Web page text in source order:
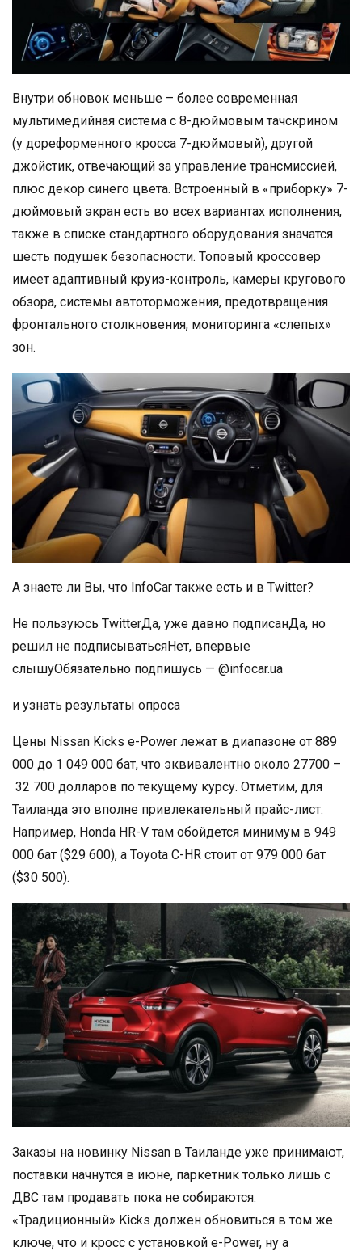
Внутри обновок меньше – более современная
мультимедийная система с 8-дюймовым тачскрином
(у дореформенного кросса 7-дюймовый), другой
джойстик, отвечающий за управление трансмиссией,
плюс декор синего цвета. Встроенный в «приборку» 7-
дюймовый экран есть во всех вариантах исполнения,
также в списке стандартного оборудования значатся
шесть подушек безопасности. Топовый кроссовер
имеет адаптивный круиз-контроль, камеры кругового
обзора, системы автоторможения, предотвращения
фронтального столкновения, мониторинга «слепых»
зон.
А знаете ли Вы, что InfoCar также есть и в Twitter?
Не пользуюсь TwitterДа, уже давно подписанДа, но
решил не подписыватьсяНет, впервые
слышуОбязательно подпишусь — @infocar.ua
и узнать результаты опроса
Цены Nissan Kicks e-Power лежат в диапазоне от 889
000 до 1 049 000 бат, что эквивалентно около 27700 –
32 700 долларов по текущему курсу. Отметим, для
Таиланда это вполне привлекательный прайс-лист.
Например, Honda HR-V там обойдется минимум в 949
000 бат ($29 600), а Toyota C-HR стоит от 979 000 бат
($30 500).
Заказы на новинку Nissan в Таиланде уже принимают,
поставки начнутся в июне, паркетник только лишь с
ДВС там продавать пока не собираются.
«Традиционный» Kicks должен обновиться в том же
ключе, что и кросс с установкой e-Power, ну а